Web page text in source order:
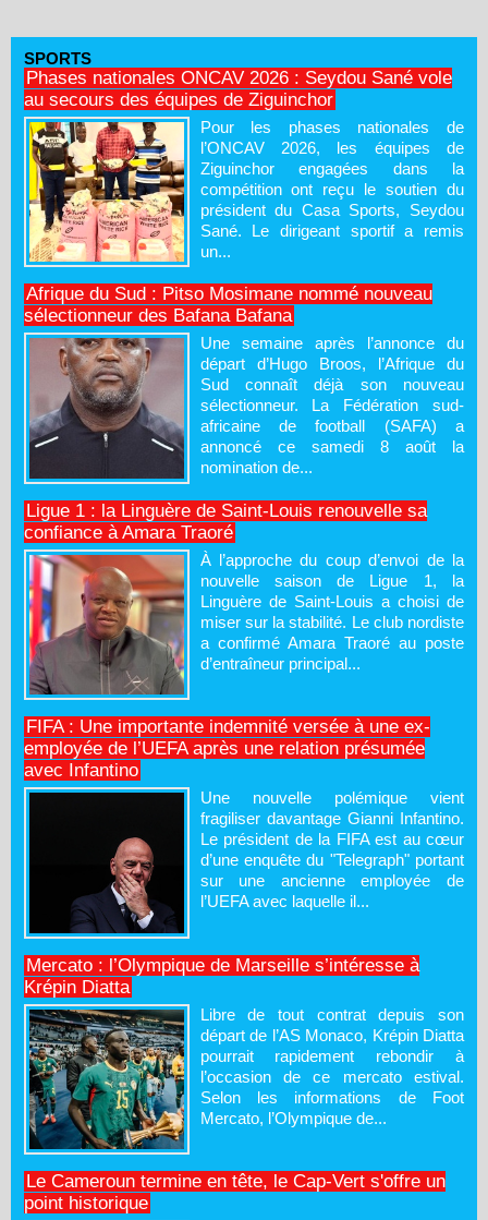
SPORTS
Phases nationales ONCAV 2026 : Seydou Sané vole
au secours des équipes de Ziguinchor
Pour les phases nationales de
l’ONCAV 2026, les équipes de
Ziguinchor engagées dans la
compétition ont reçu le soutien du
président du Casa Sports, Seydou
Sané. Le dirigeant sportif a remis
un...
Afrique du Sud : Pitso Mosimane nommé nouveau
sélectionneur des Bafana Bafana
Une semaine après l’annonce du
départ d’Hugo Broos, l’Afrique du
Sud connaît déjà son nouveau
sélectionneur. La Fédération sud-
africaine de football (SAFA) a
annoncé ce samedi 8 août la
nomination de...
Ligue 1 : la Linguère de Saint-Louis renouvelle sa
confiance à Amara Traoré
À l’approche du coup d’envoi de la
nouvelle saison de Ligue 1, la
Linguère de Saint-Louis a choisi de
miser sur la stabilité. Le club nordiste
a confirmé Amara Traoré au poste
d’entraîneur principal...
FIFA : Une importante indemnité versée à une ex-
employée de l’UEFA après une relation présumée
avec Infantino
Une nouvelle polémique vient
fragiliser davantage Gianni Infantino.
Le président de la FIFA est au cœur
d’une enquête du "Telegraph" portant
sur une ancienne employée de
l’UEFA avec laquelle il...
Mercato : l’Olympique de Marseille s’intéresse à
Krépin Diatta
Libre de tout contrat depuis son
départ de l’AS Monaco, Krépin Diatta
pourrait rapidement rebondir à
l’occasion de ce mercato estival.
Selon les informations de Foot
Mercato, l’Olympique de...
Le Cameroun termine en tête, le Cap-Vert s'offre un
point historique